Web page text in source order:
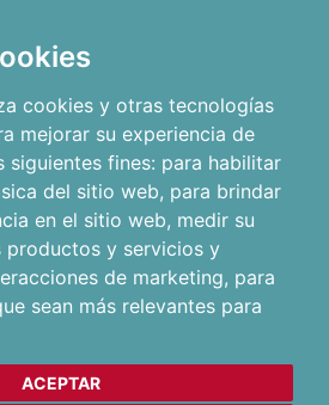
cookies y otras tecnologías
mejorar su experiencia de
siguientes fines: para habilitar
del sitio web, para brindar
en el sitio web, medir su
productos y servicios y
de marketing, para
sean más relevantes para
ACEPTAR